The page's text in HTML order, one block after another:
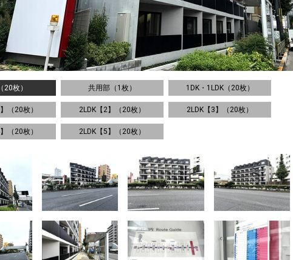
20枚） 共用部（1枚） 1DK・1LDK（20枚）
（20枚） 2LDK【2】（20枚） 2LDK【3】（20枚）
（20枚） 2LDK【5】（20枚）